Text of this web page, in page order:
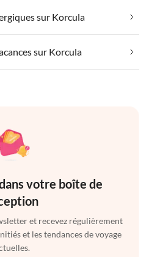
sur Korcula
sur Korcula
votre boîte de
et recevez régulièrement
et les tendances de voyage